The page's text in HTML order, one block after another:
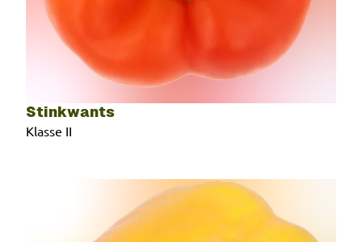
Stinkwants
Klasse II